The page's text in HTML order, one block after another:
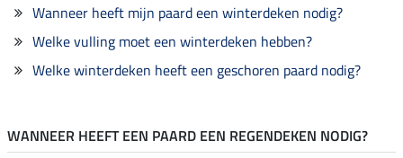
Wanneer heeft mijn paard een winterdeken nodig?
Welke vulling moet een winterdeken hebben?
Welke winterdeken heeft een geschoren paard nodig?
WANNEER HEEFT EEN PAARD EEN REGENDEKEN NODIG?